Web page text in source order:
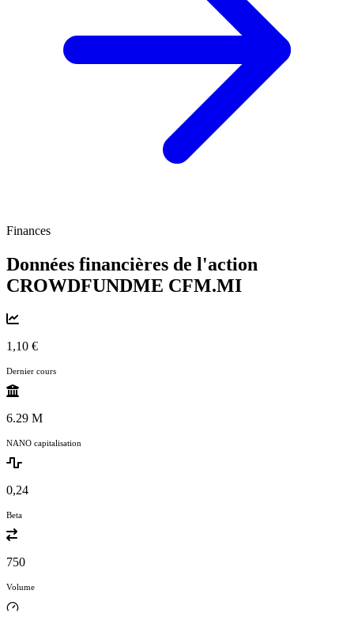
Finances
Données financières de l'action
CROWDFUNDME CFM.MI
1,10 €
Dernier cours
6.29 M
NANO capitalisation
0,24
Beta
750
Volume